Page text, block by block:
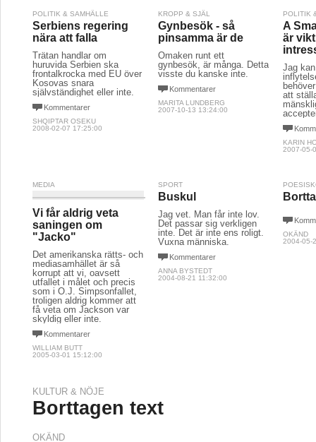
POLITIK & SAMHÄLLE
Serbiens regering
nära att falla
Trätan handlar om
huruvida Serbien ska
frontalkrocka med EU över
Kosovas snara
självständighet eller inte.
Kommentarer
SHQIPTAR OSEKU
2008-02-07 17:25:00
KROPP & SJÄL
Gynbesök - så
pinsamma är de
Omaken runt ett
gynbesök, är många. Detta
visste du kanske inte.
Kommentarer
MARITA LUNDBERG
2007-10-13 13:24:00
POLITIK
A
är
Jag
att
KARIN
2007-05-
MEDIA
Vi får aldrig veta
saningen om
"Jacko"
Det amerikanska rätts- och
mediasamhället är så
korrupt att vi, oavsett
utfallet i målet och precis
som i O.J. Simpsonfallet,
troligen aldrig kommer att
få veta om Jackson var
skyldig eller inte.
Kommentarer
WILLIAM BUTT
2005-03-01 15:12:00
SPORT
Buskul
Jag vet. Man får inte lov.
Det passar sig verkligen
inte. Det är inte ens roligt.
Vuxna människa.
Kommentarer
ANNA BYSTEDT
2004-08-21 11:32:00
OKÄND
2004-05-
KULTUR & NÖJE
Borttagen text
OKÄND